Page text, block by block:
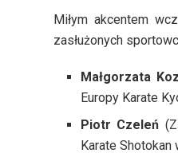
Miłym akcentem
zasłużonych
Małgorzata
Europy Karate
Piotr Czeleń
Karate Shotokan